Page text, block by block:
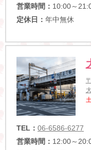
営業時間： 10:00～
定休日： 年中無休
TEL： 06-6586-6277
営業時間： 12:00～